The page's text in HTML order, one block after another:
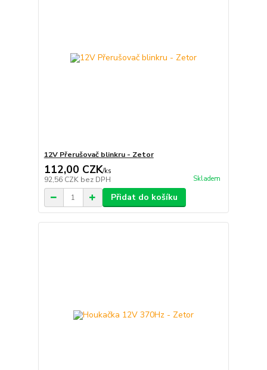
12V Přerušovač blinkru - Zetor
112,00 CZK/ks
92,56 CZK bez DPH Skladem
Přidat do košíku